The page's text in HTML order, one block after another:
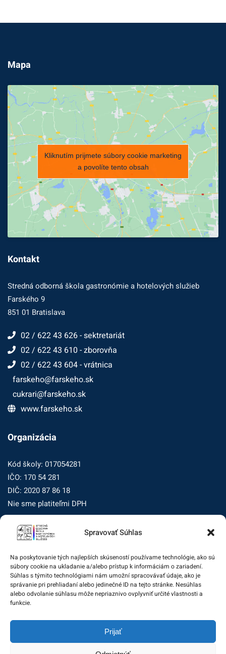
Spravovať Súhlas
Na poskytovanie tých najlepších skúseností používame technológie, ako sú
súbory cookie na ukladanie a/alebo prístup k informáciám o zariadení.
Súhlas s týmito technológiami nám umožní spracovávať údaje, ako je
správanie pri prehliadaní alebo jedinečné ID na tejto stránke. Nesúhlas
alebo odvolanie súhlasu môže nepriaznivo ovplyvniť určité vlastnosti a
funkcie.
Prijať
Mapa
Kliknutím prijmete súbory cookie marketing
a povolíte tento obsah
Kontakt
Stredná odborná škola gastronómie a hotelových služieb
Farského 9
851 01 Bratislava
02 / 622 43 626 - sektretariát
02 / 622 43 610 - zborovňa
02 / 622 43 604 - vrátnica
farskeho@farskeho.sk
cukrari@farskeho.sk
www.farskeho.sk
Organizácia
Kód školy: 017054281
IČO: 170 54 281
DIČ: 2020 87 86 18
Nie sme platiteľmi DPH
Zásady ochrany osobných údajov
Dohľad nad ochranou osobných údajov
Žiadosť dotknutej osoby na uplatnenie jej práv
Zodpovedná osoba za ochranu osobných údajov:
zo@eurotrading.sk